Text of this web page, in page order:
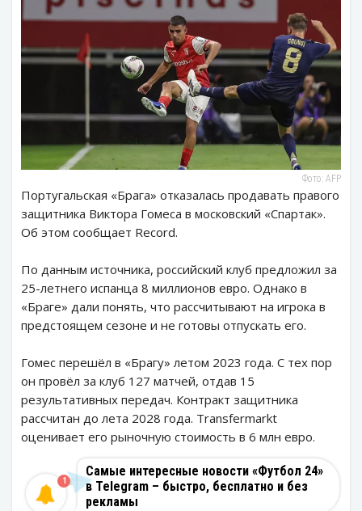
Фото: AFP
Португальская «Брага» отказалась продавать правого
защитника Виктора Гомеса в московский «Спартак».
Об этом сообщает Record.
По данным источника, российский клуб предложил за
25-летнего испанца 8 миллионов евро. Однако в
«Браге» дали понять, что рассчитывают на игрока в
предстоящем сезоне и не готовы отпускать его.
Гомес перешёл в «Брагу» летом 2023 года. С тех пор
он провёл за клуб 127 матчей, отдав 15
результативных передач. Контракт защитника
рассчитан до лета 2028 года. Transfermarkt
оценивает его рыночную стоимость в 6 млн евро.
Самые интересные новости «Футбол 24»
в Telegram – быстро, бесплатно и без
рекламы
1